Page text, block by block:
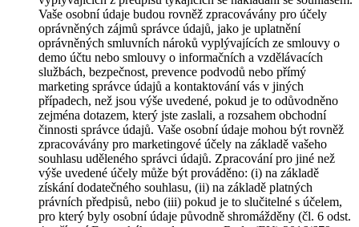
Vaše osobní údaje budou rovněž zpracovávány pro účely
oprávněných zájmů správce údajů, jako je uplatnění
oprávněných smluvních nároků vyplývajících ze smlouvy o
demo účtu nebo smlouvy o informačních a vzdělávacích
službách, bezpečnost, prevence podvodů nebo přímý
marketing správce údajů a kontaktování vás v jiných
případech, než jsou výše uvedené, pokud je to odůvodněno
zejména dotazem, který jste zaslali, a rozsahem obchodní
činnosti správce údajů. Vaše osobní údaje mohou být rovněž
zpracovávány pro marketingové účely na základě vašeho
souhlasu uděleného správci údajů. Zpracování pro jiné než
výše uvedené účely může být prováděno: (i) na základě
získání dodatečného souhlasu, (ii) na základě platných
právních předpisů, nebo (iii) pokud je to slučitelné s účelem,
pro který byly osobní údaje původně shromážděny (čl. 6 odst.